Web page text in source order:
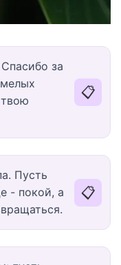
за
📋
Пусть
- покой, а
📋